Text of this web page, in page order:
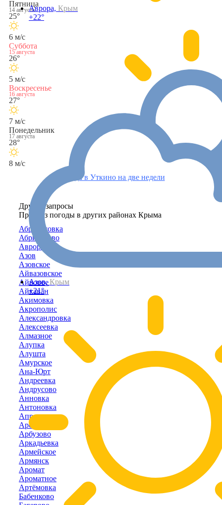
Аврора, Крым
+22°
Азов,Крым
+21°
Пятница
14 августа
25°
6 м/с
Суббота
15 августа
26°
5 м/с
Воскресенье
16 августа
27°
7 м/с
Понедельник
17 августа
28°
8 м/с
Погода в Уткино на две недели
Другие запросы
Прогноз погоды в других районах Крыма
Абрикосовка
Абрикосово
Аврора
Азов
Азовское
Айвазовское
Айвовое
Айкаван
Акимовка
Акрополис
Александровка
Алексеевка
Алмазное
Алупка
Алушта
Амурское
Ана-Юрт
Андреевка
Андрусово
Анновка
Антоновка
Апрелевка
Арбузовка
Арбузово
Аркадьевка
Армейское
Армянск
Аромат
Ароматное
Артёмовка
Бабенково